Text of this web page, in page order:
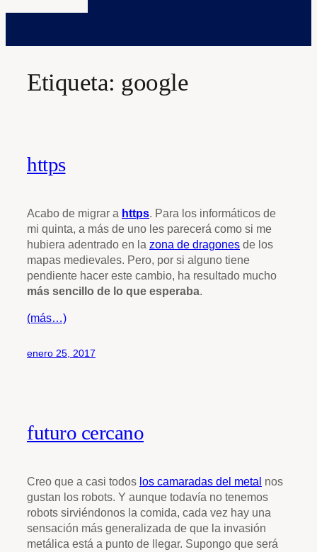
Etiqueta: google
https
Acabo de migrar a https. Para los informáticos de
mi quinta, a más de uno les parecerá como si me
hubiera adentrado en la zona de dragones de los
mapas medievales. Pero, por si alguno tiene
pendiente hacer este cambio, ha resultado mucho
más sencillo de lo que esperaba.
(más…)
enero 25, 2017
futuro cercano
Creo que a casi todos los camaradas del metal nos
gustan los robots. Y aunque todavía no tenemos
robots sirviéndonos la comida, cada vez hay una
sensación más generalizada de que la invasión
metálica está a punto de llegar. Supongo que será